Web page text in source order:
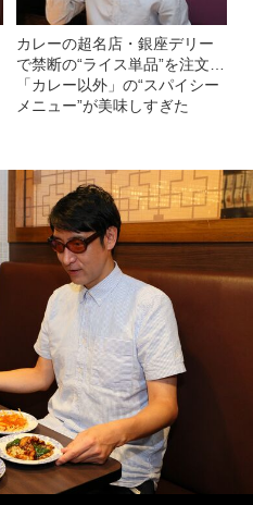
カレーの超名店・銀座デリー
で禁断の“ライス単品”を注文…
「カレー以外」の“スパイシー
メニュー”が美味しすぎた